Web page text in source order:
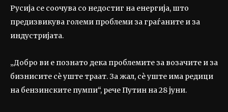
Русија се соочува со недостиг на енергија, што
предизвикува големи проблеми за граѓаните и за
индустријата.
„Добро ви е познато дека проблемите за возачите и за
бизнисите сè уште траат. За жал, сè уште има редици
на бензинските пумпи“, рече Путин на 28 јуни.